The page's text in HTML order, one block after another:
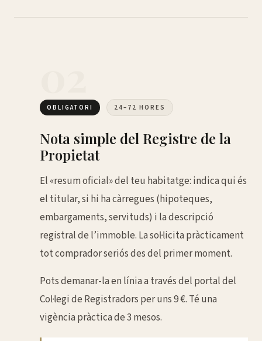
OBLIGATORI 24–72 HORES
Nota simple del Registre de la
Propietat
El «resum oficial» del teu habitatge: indica qui és
el titular, si hi ha càrregues (hipoteques,
embargaments, servituds) i la descripció
registral de l’immoble. La sol·licita pràcticament
tot comprador seriós des del primer moment.
Pots demanar-la en línia a través del portal del
Col·legi de Registradors per uns 9 €. Té una
vigència pràctica de 3 mesos.